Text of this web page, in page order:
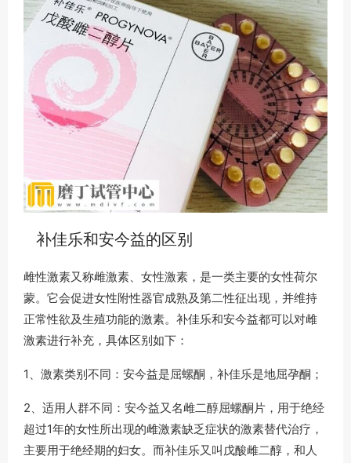
补佳乐和安今益的区别
雌性激素又称雌激素、女性激素，是一类主要的女性荷尔
蒙。它会促进女性附性器官成熟及第二性征出现，并维持
正常性欲及生殖功能的激素。补佳乐和安今益都可以对雌
激素进行补充，具体区别如下：
1、激素类别不同：安今益是屈螺酮，补佳乐是地屈孕酮；
2、适用人群不同：安今益又名雌二醇屈螺酮片，用于绝经
超过1年的女性所出现的雌激素缺乏症状的激素替代治疗，
主要用于绝经期的妇女。而补佳乐又叫戊酸雌二醇，和人